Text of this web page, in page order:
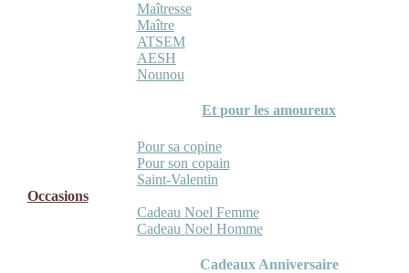
Maîtresse
Maître
ATSEM
AESH
Nounou
Et pour les amoureux
Pour sa copine
Pour son copain
Saint-Valentin
Occasions
Cadeau Noel Femme
Cadeau Noel Homme
Cadeaux Anniversaire